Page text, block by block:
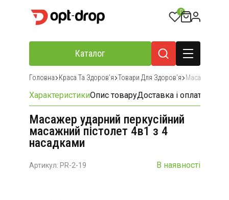
0
Каталог
Головна Краса Та Здоровʼя Товари Для Здоровʼя Масажери Та
ХарактеристикиОпис товаруДоставка і оплата
Масажер ударний перкусійний
масажний пістолет 4в1 з 4
насадками
Артикул: PR-2-19 В наявності